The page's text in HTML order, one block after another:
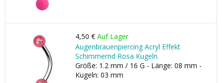
4,50 € Auf Lager
Augenbrauenpiercing Acryl Effekt
Schimmernd Rosa Kugeln
Größe: 1.2 mm / 16 G - Länge: 08 mm -
Kugeln: 03 mm